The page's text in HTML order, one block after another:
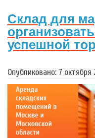
Склад для
успешной
Опубликовано: 7 октября